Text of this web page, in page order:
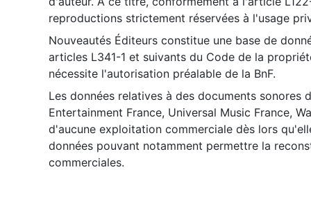
reproductions strictement réservées à l'usage
Nouveautés Éditeurs constitue une base de
articles L341-1 et suivants du Code de la
nécessite l'autorisation préalable de la BnF.
Les données relatives à des documents sonores
Entertainment France, Universal Music France,
d'aucune exploitation commerciale dès lors
données pouvant notamment permettre la
commerciales.